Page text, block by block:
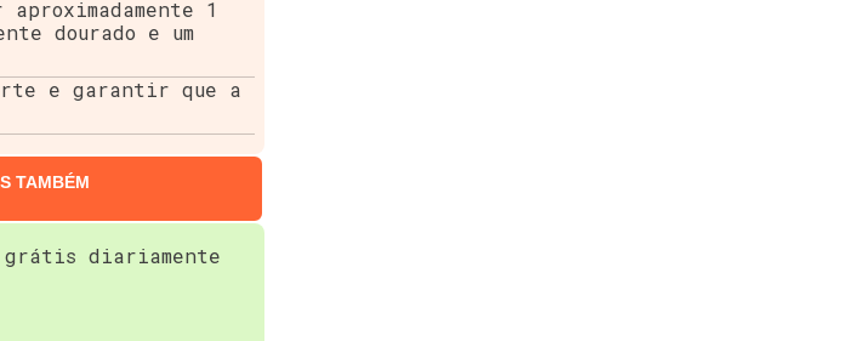
1
dourado e um
e garantir que a
TAMBÉM
diariamente